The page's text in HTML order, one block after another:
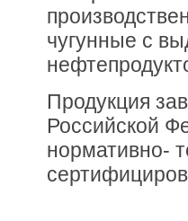
чугунные с
Продукция
Российской
нормативно-